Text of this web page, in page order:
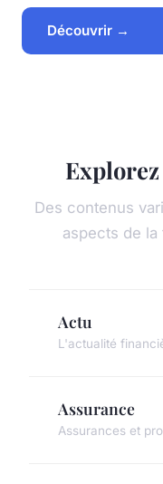
Découvrir →
Des contenus
aspects de
Actu
L'actualité
Assurance
Assurances et